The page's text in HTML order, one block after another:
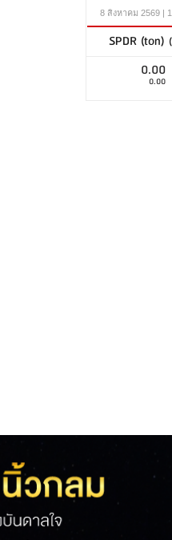
8 สิงหาคม 2569 |
SPDR (ton)
0.00
0.00